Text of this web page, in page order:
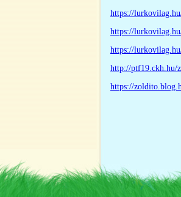
https://
https://
https://
http://ptf19.ckh.hu/
https://